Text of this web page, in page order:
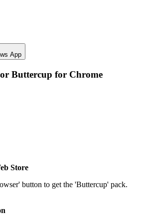
App
Buttercup for Chrome
Store
button to get the 'Buttercup' pack.